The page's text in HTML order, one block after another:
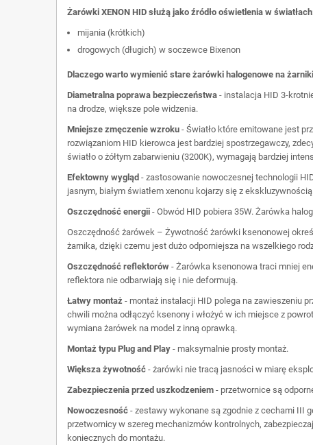
Żarówki XENON HID służą jako źródło oświetlenia w
mijania (krótkich)
drogowych (długich) w soczewce Bixenon
Dlaczego warto wymienić stare żarówki halogenowe na
Diametralna poprawa bezpieczeństwa - instalacja HID 3-
na drodze, większe pole widzenia.
Mniejsze zmęczenie wzroku - Światło które emitowane jest
rozwiązaniom HID kierowca jest bardziej spostrzegawczy,
światło o żółtym zabarwieniu (3200K), wymagają bardziej
Efektowny wygląd - zastosowanie nowoczesnej technologii
jasnym, białym światłem xenonu kojarzy się z
Oszczędność energii - Obwód HID pobiera 35W. Żarówka
Oszczędność żarówek – Żywotność żarówki ksenonowej
żarnika, dzięki czemu jest dużo odporniejsza na wszelkiego
Oszczędność reflektorów - Żarówka ksenonowa traci mniej
reflektora nie odbarwiają się i nie deformują.
Łatwy montaż - montaż instalacji HID polega na zawieszeniu
chwili można odłączyć ksenony i włożyć w ich miejsce z
wymiana żarówek na model z inną oprawką.
Montaż typu Plug and Play - maksymalnie prosty montaż.
Większa żywotność - żarówki nie tracą jasności w miarę
Zabezpieczenia przed uszkodzeniem - przetwornice są
Nowoczesność - zestawy wykonane są zgodnie z cechami III
przetwornicy w szereg mechanizmów kontrolnych,
koniecznych do montażu.